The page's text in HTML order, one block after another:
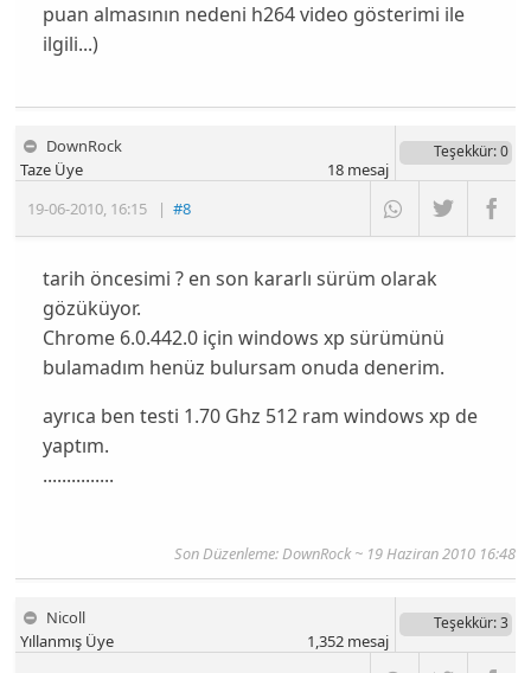
puan almasının nedeni h264 video gösterimi ile
ilgili...)
DownRock
19-06-2010, 16:15 |#8
Taze Üye
Teşekkür: 0
18mesaj
tarih öncesimi ? en son kararlı sürüm olarak
gözüküyor.
Chrome 6.0.442.0 için windows xp sürümünü
bulamadım henüz bulursam onuda denerim.
ayrıca ben testi 1.70 Ghz 512 ram windows xp de
yaptım.
...............
Son Düzenleme: DownRock ~ 19 Haziran 2010 16:48
Nicoll
Yıllanmış Üye
Teşekkür: 3
1,352mesaj